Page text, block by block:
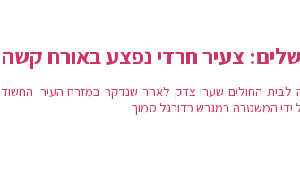
צעיר חרדי נפצע באורח קשה
20 נפצע ופונה לבית החולים שערי צדק לאחר שנדקר במזרח העיר. החשוד